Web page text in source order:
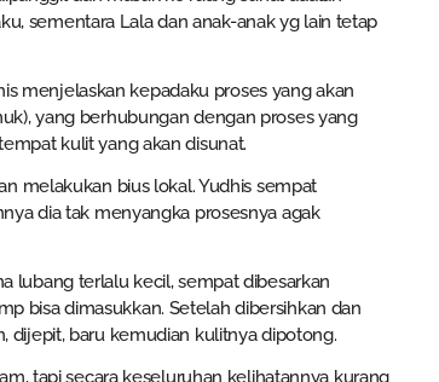
sementara Lala dan anak-anak yg lain tetap
menjelaskan kepadaku proses yang akan
yang berhubungan dengan proses yang
kulit yang akan disunat.
melakukan bius lokal. Yudhis sempat
dia tak menyangka prosesnya agak
lubang terlalu kecil, sempat dibesarkan
bisa dimasukkan. Setelah dibersihkan dan
dijepit, baru kemudian kulitnya dipotong.